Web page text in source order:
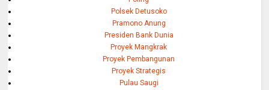
Polsek Detusoko
Pramono Anung
Presiden Bank Dunia
Proyek Mangkrak
Proyek Pembangunan
Proyek Strategis
Pulau Saugi